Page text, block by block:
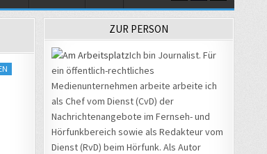
ZUR PERSON
Ich bin Journalist. Für
ein öffentlich-rechtliches
Medienunternehmen arbeite arbeite ich
als Chef vom Dienst (CvD) der
Nachrichtenangebote im Fernseh- und
Hörfunkbereich sowie als Redakteur vom
Dienst (RvD) beim Hörfunk. Als Autor